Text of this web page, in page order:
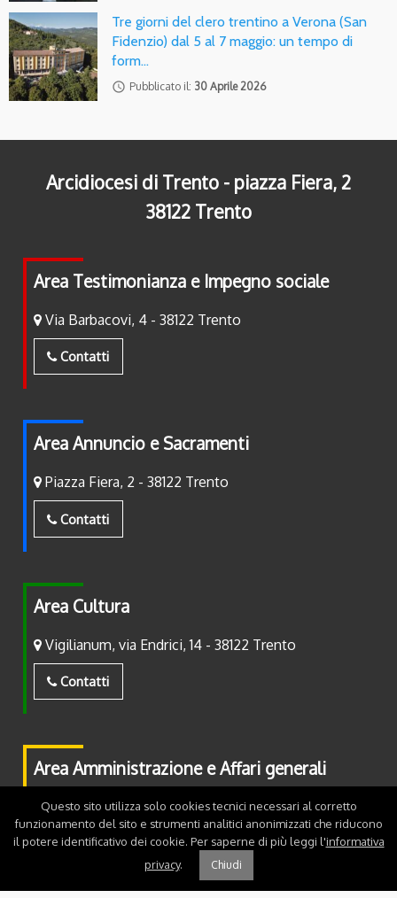
Tre giorni del clero trentino a Verona (San
Fidenzio) dal 5 al 7 maggio: un tempo di
form…
access_time Pubblicato il: 30 Aprile 2026
Arcidiocesi di Trento - piazza Fiera, 2
38122 Trento
Area Testimonianza e Impegno sociale
Via Barbacovi, 4 - 38122 Trento
Contatti
Area Annuncio e Sacramenti
Piazza Fiera, 2 - 38122 Trento
Contatti
Area Cultura
Vigilianum, via Endrici, 14 - 38122 Trento
Contatti
Area Amministrazione e Affari generali
Piazza Fiera, 2 - 38122 Trento
Contatti
Questo sito utilizza solo cookies tecnici necessari al corretto
funzionamento del sito e strumenti analitici anonimizzati che riducono
il potere identificativo dei cookie. Per saperne di più leggi l'informativa
privacy. Chiudi